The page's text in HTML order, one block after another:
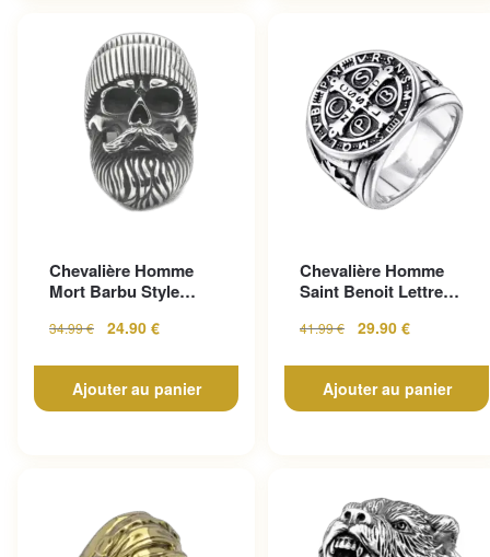
Chevalière Homme
Mort Barbu Style
Inoxy...
34.99€ 24.90 €
Ajouter au panier
Chevalière Homme
Saint Benoit Lettre
41.99€ 29.90 €
Ajouter au panier